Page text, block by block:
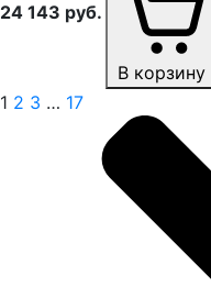
24 143 руб.
В корзину
1 2 3 … 17